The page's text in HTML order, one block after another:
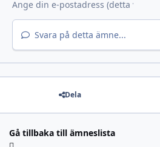
Svara på detta ämne...
Dela
Gå tillbaka till ämneslista